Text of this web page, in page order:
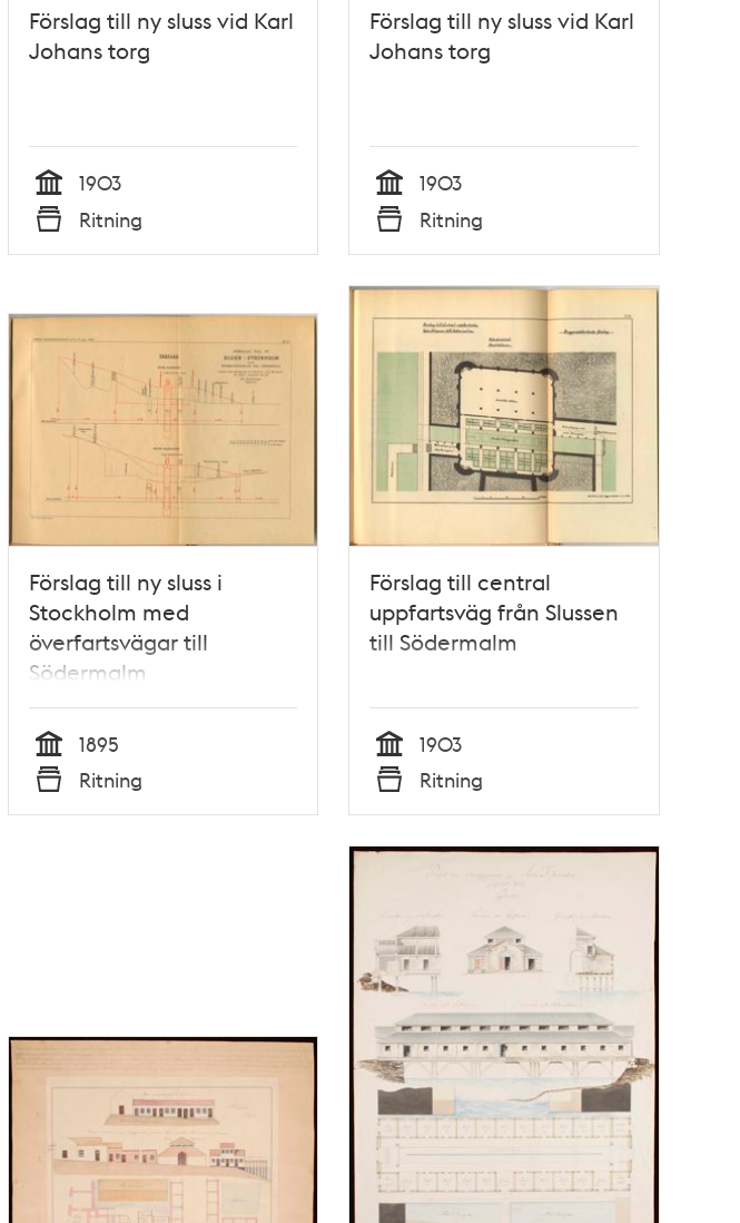
Förslag till ny sluss vid Karl
Johans torg
Tid
1903
Typ
Ritning
Förslag till ny sluss vid Karl
Johans torg
Tid
1903
Typ
Ritning
Förslag till ny sluss i
Stockholm med
överfartsvägar till
Södermalm
Tid
1895
Typ
Ritning
Förslag till central
uppfartsväg från Slussen
till Södermalm
Tid
1903
Typ
Ritning